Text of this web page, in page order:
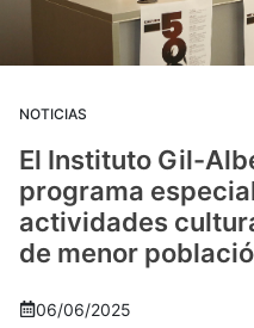
NOTICIAS
El Instituto Gil-
programa
actividades
de menor
06/06/2025